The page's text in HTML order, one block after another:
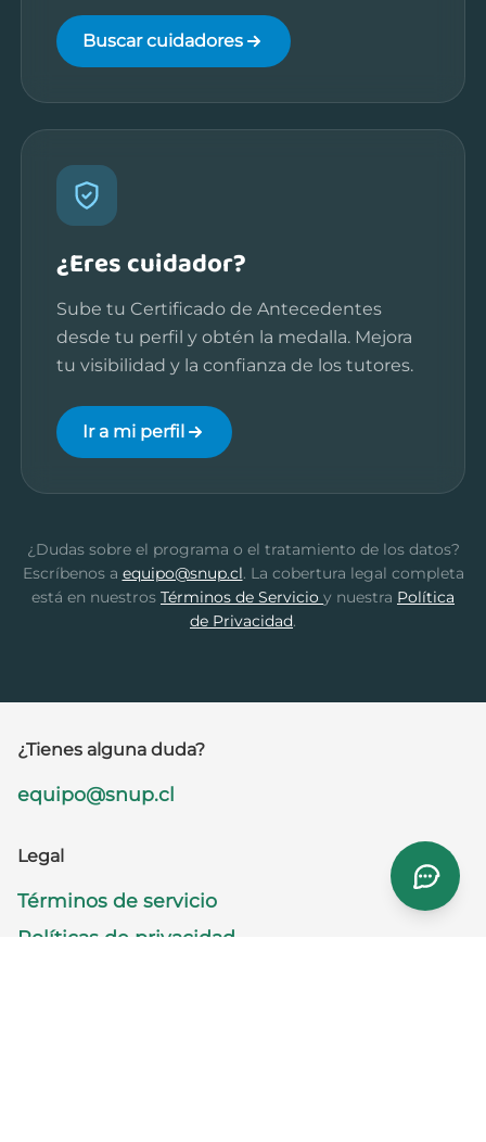
Buscar cuidadores
¿Eres cuidador?
Sube tu Certificado de Antecedentes
desde tu perfil y obtén la medalla. Mejora
tu visibilidad y la confianza de los tutores.
Ir a mi perfil
¿Dudas sobre el programa o el tratamiento de los datos?
Escríbenos a equipo@snup.cl. La cobertura legal completa
está en nuestros Términos de Servicio y nuestra Política
de Privacidad.
¿Tienes alguna duda?
equipo@snup.cl
Legal
Términos de servicio
Políticas de privacidad